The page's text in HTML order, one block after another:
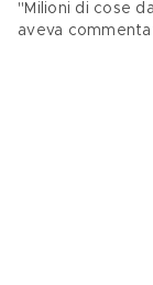
"Milioni di cose
aveva